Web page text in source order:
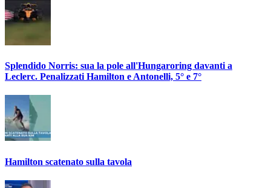
Splendido Norris: sua la pole all'Hungaroring davanti a
Leclerc. Penalizzati Hamilton e Antonelli, 5° e 7°
Hamilton scatenato sulla tavola